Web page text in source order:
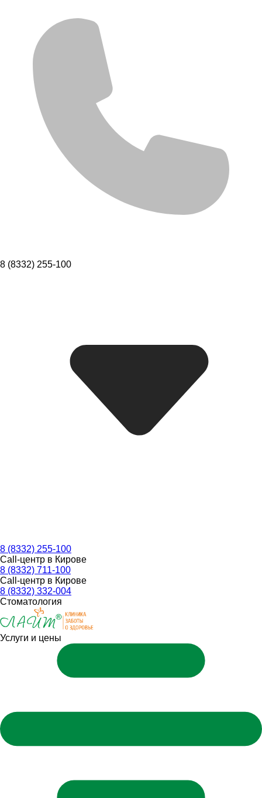
8 (8332) 255-100
8 (8332) 255-100
Call-центр в Кирове
8 (8332) 711-100
Call-центр в Кирове
8 (8332) 332-004
Стоматология
Услуги и цены